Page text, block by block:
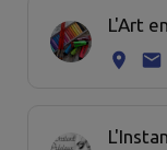
L'Art